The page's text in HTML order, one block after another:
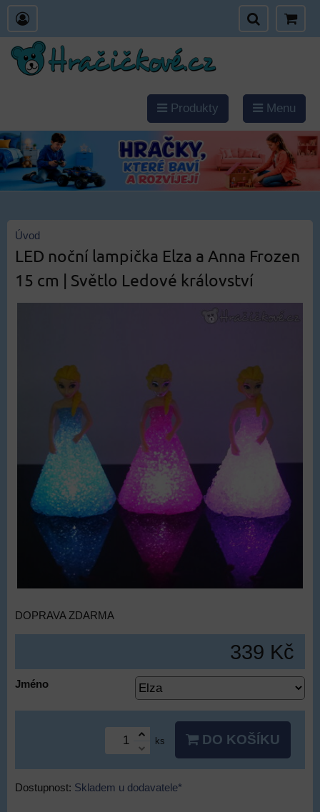
Produkty Menu
Úvod
LED noční lampička Elza a Anna Frozen
15 cm | Světlo Ledové království
DOPRAVA ZDARMA
339 Kč
Jméno
ks DO KOŠÍKU
Dostupnost: Skladem u dodavatele*